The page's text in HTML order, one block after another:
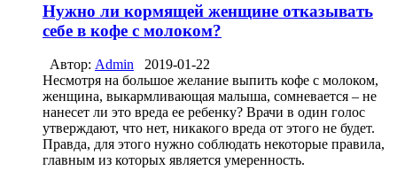
Нужно ли кормящей женщине отказывать
себе в кофе с молоком?
Автор: Admin
2019-01-22
Несмотря на большое желание выпить кофе с молоком,
женщина, выкармливающая малыша, сомневается – не
нанесет ли это вреда ее ребенку? Врачи в один голос
утверждают, что нет, никакого вреда от этого не будет.
Правда, для этого нужно соблюдать некоторые правила,
главным из которых является умеренность.